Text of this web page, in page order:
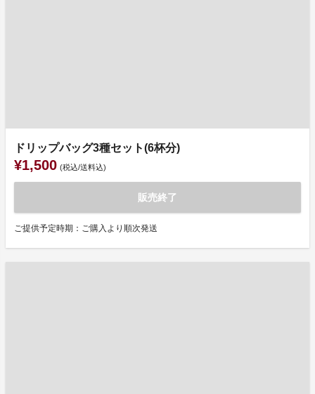
ドリップバッグ3種セット(6杯分)
¥1,500 (税込/送料込)
販売終了
ご提供予定時期：ご購入より順次発送